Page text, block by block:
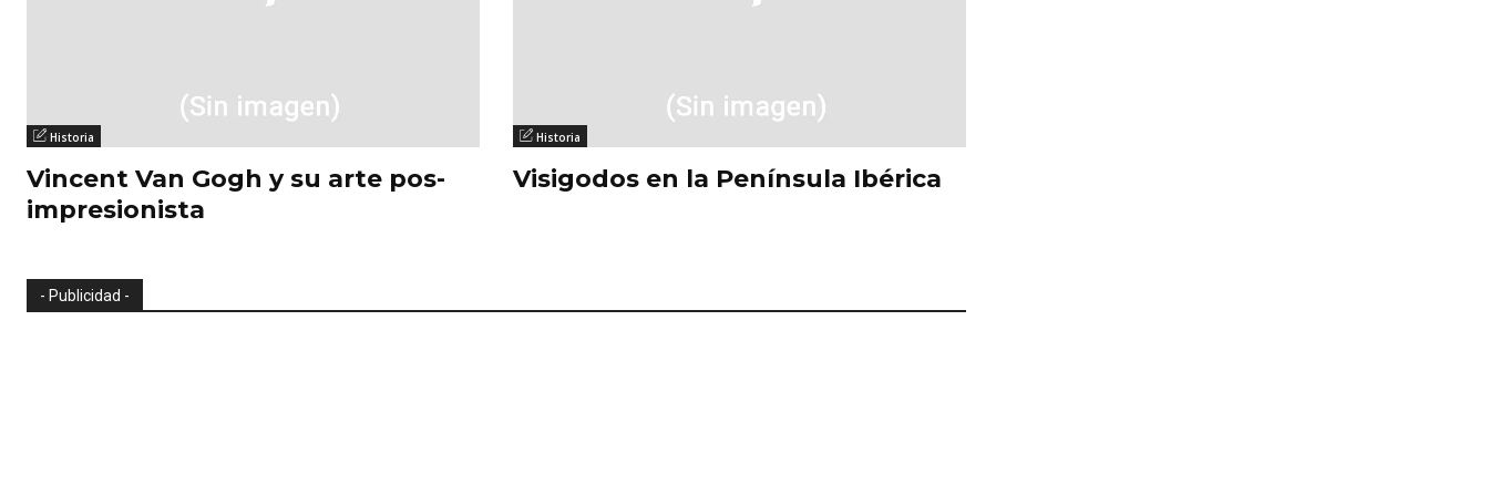
Historia
Vincent Van Gogh y su arte pos-
impresionista
Historia
Visigodos en la Península Ibérica
- Publicidad -